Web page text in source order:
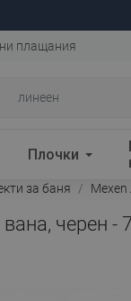
плащания
Плочки
за баня Mexen
черен -